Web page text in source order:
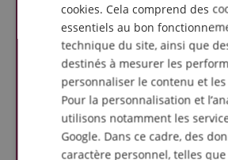
cookies. Cela comprend des
essentiels au bon
technique du site, ainsi que
destinés à mesurer les
personnaliser le contenu et
Pour la personnalisation et
utilisons notamment les
Google. Dans ce cadre, des
caractère personnel, telles que